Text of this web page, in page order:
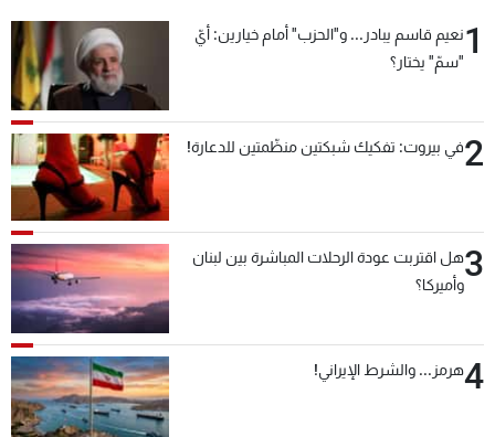
1نعيم قاسم يبادر... و"الحزب" أمام خيارين: أيّ
"سمّ" يختار؟
2في بيروت: تفكيك شبكتين منظّمتين للدعارة!
3هل اقتربت عودة الرحلات المباشرة بين لبنان
وأميركا؟
4هرمز... والشرط الإيراني!